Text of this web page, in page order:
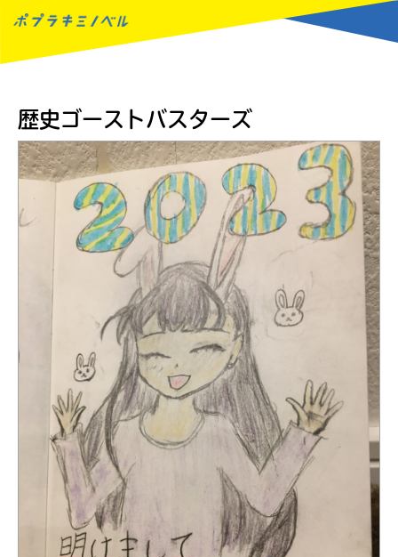
読みたい本が
見つかる
本を飛び出して
みんなとおしゃべり
できる掲示板
歴史ゴーストバスターズ